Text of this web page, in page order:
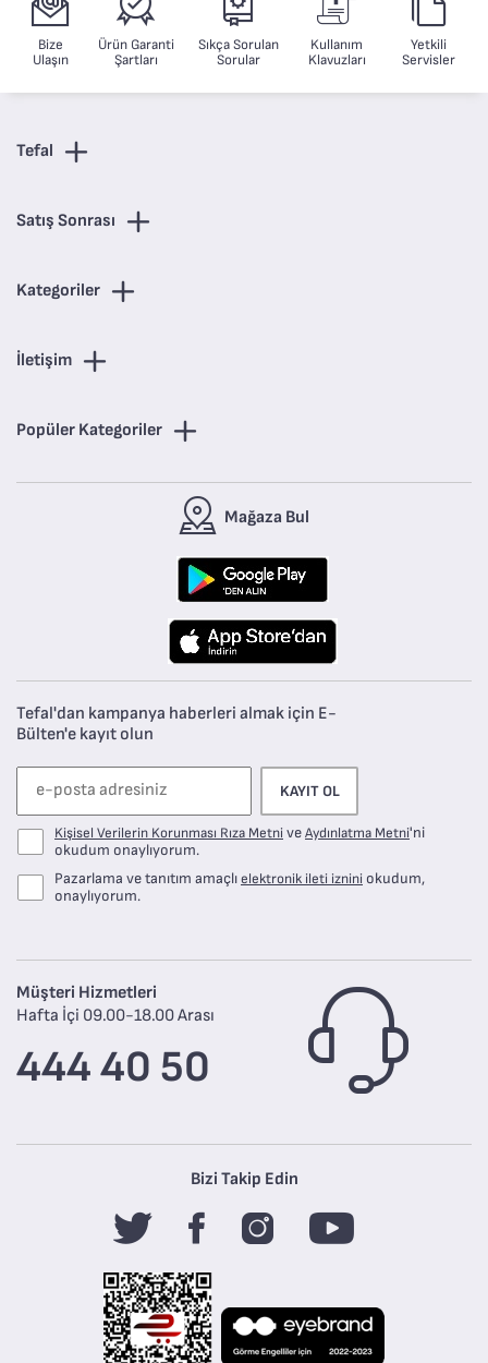
Bize
Ulaşın
Ürün Garanti
Şartları
Sıkça Sorulan
Sorular
Kullanım
Klavuzları
Yetkili
Servisler
Tefal
Satış Sonrası
Kategoriler
İletişim
Popüler Kategoriler
Mağaza Bul
Tefal'dan kampanya haberleri almak için E-
Bülten'e kayıt olun
KAYIT OL
Kişisel Verilerin Korunması Rıza MetniveAydınlatma Metni'ni
okudum onaylıyorum.
Pazarlama ve tanıtım amaçlıelektronik ileti iznini okudum,
onaylıyorum.
Müşteri Hizmetleri
Hafta İçi 09.00-18.00 Arası
444 40 50
Bizi Takip Edin